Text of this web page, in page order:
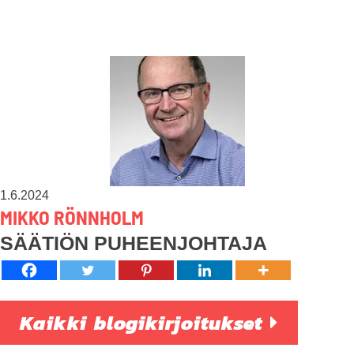
1.6.2024
MIKKO RÖNNHOLM
SÄÄTIÖN PUHEENJOHTAJA
Kaikki blogikirjoitukset